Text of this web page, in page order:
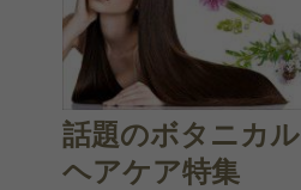
話題のボタニカル
ヘアケア特集